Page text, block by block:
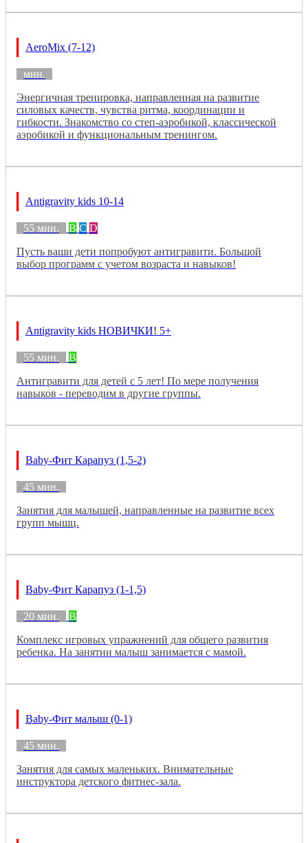
AeroMix (7-12)
мин.
Энергичная тренировка, направленная на развитие
силовых качеств, чувства ритма, координации и
гибкости. Знакомство со степ-аэробикой, классической
аэробикой и функциональным тренингом.
Antigravity kids 10-14
55 мин. B C D
Пусть ваши дети попробуют антигравити. Большой
выбор программ с учетом возраста и навыков!
Antigravity kids НОВИЧКИ! 5+
55 мин.
B
Антигравити для детей с 5 лет! По мере получения
навыков - переводим в другие группы.
Baby-Фит Карапуз (1,5-2)
45 мин.
Занятия для малышей, направленные на развитие всех
групп мышц.
Baby-Фит Карапуз (1-1,5)
20 мин.
B
Комплекс игровых упражнений для общего развития
ребенка. На занятии малыш занимается с мамой.
Baby-Фит малыш (0-1)
45 мин.
Занятия для самых маленьких. Внимательные
инструктора детского фитнес-зала.